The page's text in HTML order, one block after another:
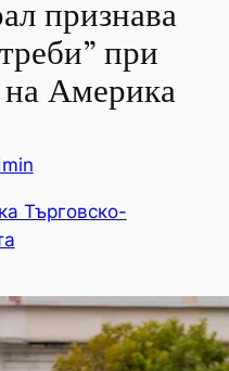
признава
при
на Америка
Търговско-